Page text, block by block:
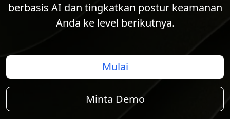
berbasis AI dan tingkatkan postur keamanan
Anda ke level berikutnya.
Mulai
Minta Demo